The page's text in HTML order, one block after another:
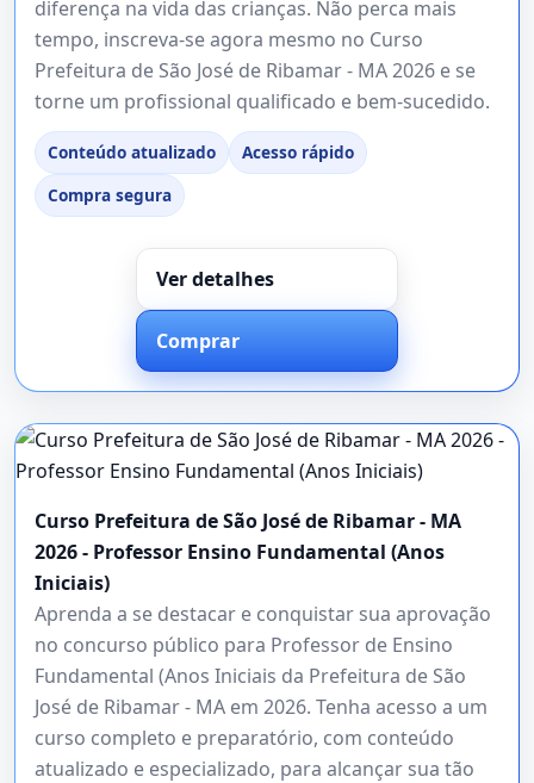
diferença na vida das crianças. Não perca mais
tempo, inscreva-se agora mesmo no Curso
Prefeitura de São José de Ribamar - MA 2026 e se
torne um profissional qualificado e bem-sucedido.
Conteúdo atualizado
Acesso rápido
Compra segura
Ver detalhes
Comprar
Curso Prefeitura de São José de Ribamar - MA
2026 - Professor Ensino Fundamental (Anos
Iniciais)
Aprenda a se destacar e conquistar sua aprovação
no concurso público para Professor de Ensino
Fundamental (Anos Iniciais da Prefeitura de São
José de Ribamar - MA em 2026. Tenha acesso a um
curso completo e preparatório, com conteúdo
atualizado e especializado, para alcançar sua tão